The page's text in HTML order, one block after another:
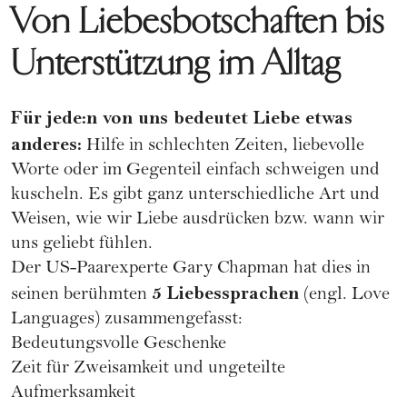
Von Liebesbotschaften bis
Unterstützung im Alltag
Für jede:n von uns bedeutet Liebe etwas
anderes: Hilfe in schlechten Zeiten, liebevolle
Worte oder im Gegenteil einfach schweigen und
kuscheln. Es gibt ganz unterschiedliche Art und
Weisen, wie wir Liebe ausdrücken bzw. wann wir
uns geliebt fühlen.
Der US-Paarexperte Gary Chapman hat dies in
seinen berühmten 5 Liebessprachen (engl. Love
Languages) zusammengefasst:
Bedeutungsvolle Geschenke
Zeit für Zweisamkeit und ungeteilte
Aufmerksamkeit